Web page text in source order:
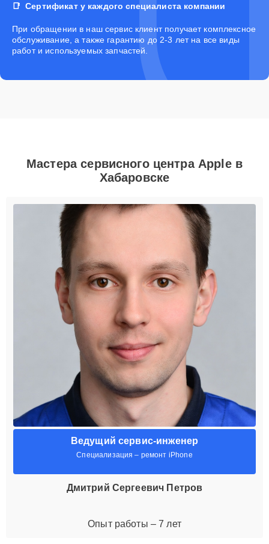
Сертификат у каждого специалиста компании
При обращении в наш сервис клиент получает комплексное
обслуживание, а также гарантию до 2-3 лет на все виды
работ и используемых запчастей.
Мастера сервисного центра Apple в
Хабаровске
Ведущий сервис-инженер
Специализация – ремонт iPhone
Дмитрий Сергеевич Петров
Опыт работы – 7 лет